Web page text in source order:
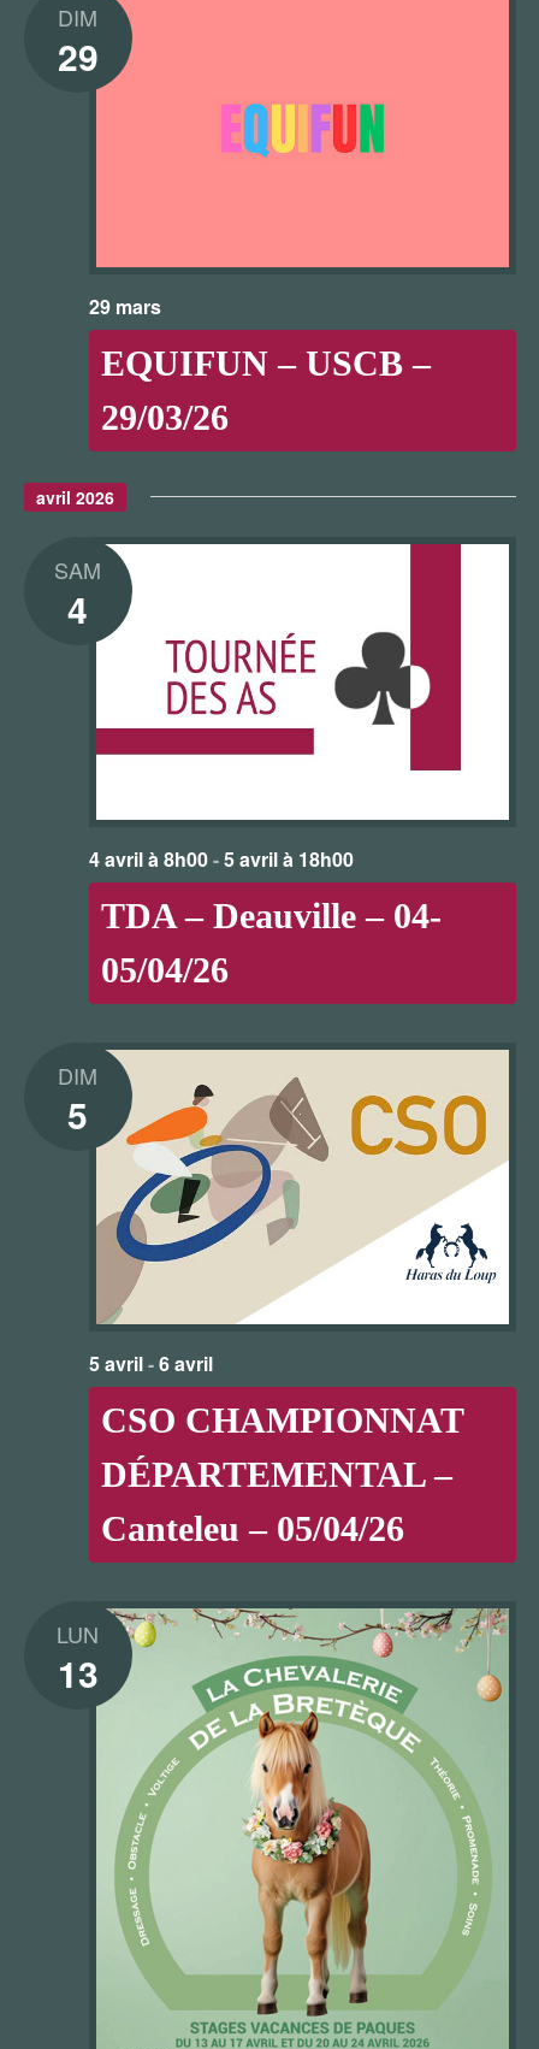
DIM
29
EQUIFUN – USCB –
29/03/26
29 mars
avril 2026
SAM
4
TDA – Deauville – 04-
05/04/26
4 avril à 8h00-5 avril à 18h00
DIM
5
CSO CHAMPIONNAT
DÉPARTEMENTAL –
Canteleu – 05/04/26
5 avril-6 avril
LUN
13